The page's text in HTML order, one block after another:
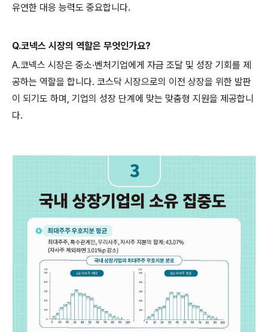
유연한 대응 능력도 중요합니다.
Q.코넥스 시장의 역할은 무엇인가요?
A.코넥스 시장은 중소·벤처기업에게 자금 조달 및 성장 기회를 제
공하는 역할을 합니다. 코스닥 시장으로의 이전 상장을 위한 발판
이 되기도 하며, 기업의 성장 단계에 맞는 맞춤형 지원을 제공합니
다.